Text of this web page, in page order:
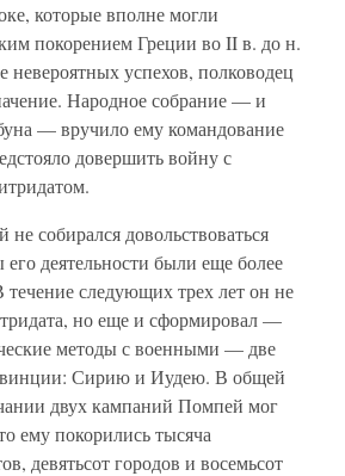
которые вполне могли
покорением Греции во II в. до н.
невероятных успехов, полководец
Народное собрание — и
— вручило ему командование
довершить войну с
собирался довольствоваться
его деятельности были еще более
следующих трех лет он не
но еще и сформировал —
методы с военными — две
Сирию и Иудею. В общей
двух кампаний Помпей мог
ему покорились тысяча
девятьсот городов и восемьсот